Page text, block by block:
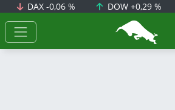
DAX-0,06 % DOW +0,29 %
BörsenNEWS.de